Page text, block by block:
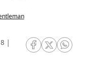
|
RRSS Facebook
RRSSRRSS